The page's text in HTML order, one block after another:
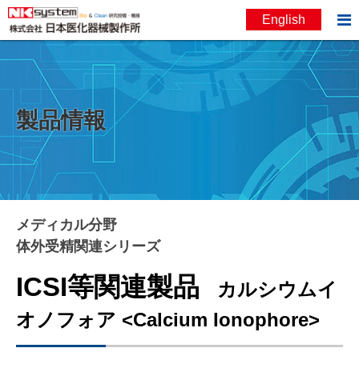
お問い合わせ English
English 
製品情報
メディカル分野
体外受精関連シリーズ
ICSI等関連製品
カルシウムイ
オノフォア <Calcium Ionophore>